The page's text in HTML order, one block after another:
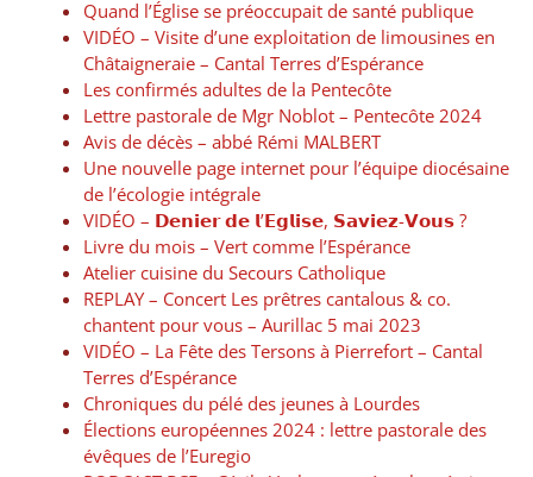
Quand l’Église se préoccupait de santé publique
VIDÉO – Visite d’une exploitation de limousines en
Châtaigneraie – Cantal Terres d’Espérance
Les confirmés adultes de la Pentecôte
Lettre pastorale de Mgr Noblot – Pentecôte 2024
Avis de décès – abbé Rémi MALBERT
Une nouvelle page internet pour l’équipe diocésaine
de l’écologie intégrale
VIDÉO – 𝗗𝗲𝗻𝗶𝗲𝗿 𝗱𝗲 𝗹’𝗘𝗴𝗹𝗶𝘀𝗲, 𝗦𝗮𝘃𝗶𝗲𝘇-𝗩𝗼𝘂𝘀 ?
Livre du mois – Vert comme l’Espérance
Atelier cuisine du Secours Catholique
REPLAY – Concert Les prêtres cantalous & co.
chantent pour vous – Aurillac 5 mai 2023
VIDÉO – La Fête des Tersons à Pierrefort – Cantal
Terres d’Espérance
Chroniques du pélé des jeunes à Lourdes
Élections européennes 2024 : lettre pastorale des
évêques de l’Euregio